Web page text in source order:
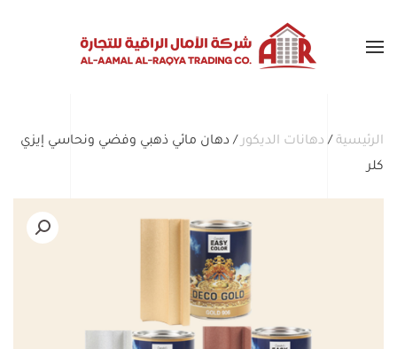
Skip to main content
الرئيسية / دهانات الديكور / دهان مائي ذهبي وفضي ونحاسي إيزي
كلر